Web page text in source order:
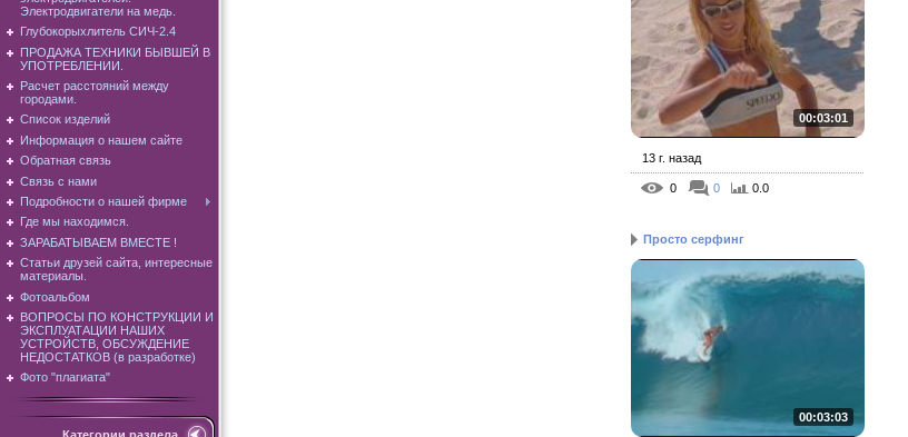
Электродвигатели на медь.
Глубокорыхлитель СИЧ-2.4
ПРОДАЖА ТЕХНИКИ БЫВШЕЙ В
УПОТРЕБЛЕНИИ.
Расчет расстояний между
городами.
Список изделий
Информация о нашем сайте
Обратная связь
Связь с нами
Подробности о нашей фирме
Где мы находимся.
ЗАРАБАТЫВАЕМ ВМЕСТЕ !
Статьи друзей сайта, интересные
материалы.
Фотоальбом
ВОПРОСЫ ПО КОНСТРУКЦИИ И
ЭКСПЛУАТАЦИИ НАШИХ
УСТРОЙСТВ, ОБСУЖДЕНИЕ
НЕДОСТАТКОВ (в разработке)
Фото "плагиата"
00:03:01
13 г. назад
0 0 0.0
Просто серфинг
00:03:03